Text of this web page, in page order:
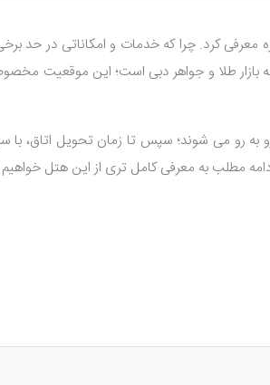
معرفی کرد. چرا که خدمات و امکاناتی در حد
طلا و جواهر دبی است؛ این موقعیت
به رو می شوند؛ سپس تا زمان تحویل اتاق، با
ها، به دلیل رنگ بندی تیره، بیشتر مناسب